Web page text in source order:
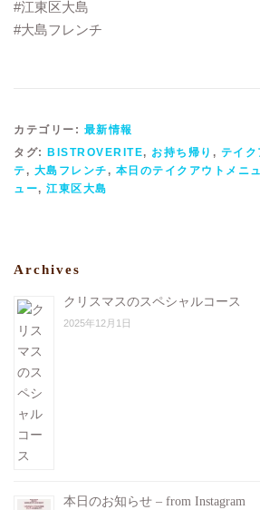
#江東区大島
#大島フレンチ
カテゴリー: 最新情報
タグ:
BISTROVERITE, お持ち帰り , テイク
テ , 大島フレンチ , 本日のテイクアウトメニ
ュー, 江東区大島
Archives
クリスマスのスペシャルコース
2025年12月1日
本日のお知らせ – from Instagram